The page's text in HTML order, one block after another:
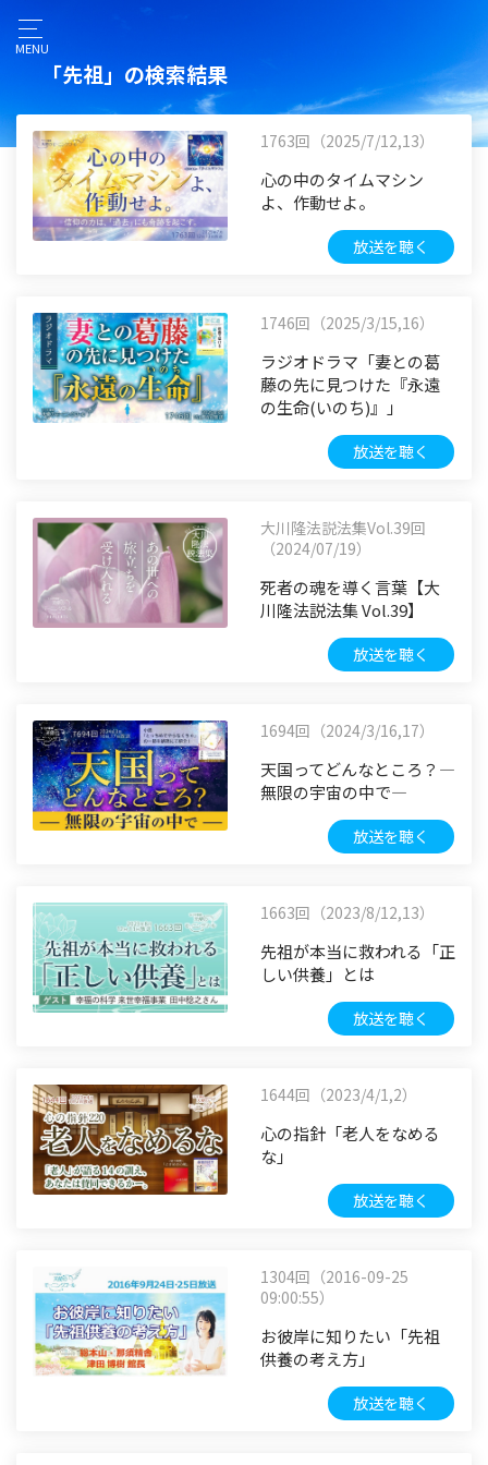
MENU
「先祖」の検索結果
1763回（2025/7/12,13）
心の中のタイムマシン
よ、作動せよ。
放送を聴く
1746回（2025/3/15,16）
ラジオドラマ「妻との葛
藤の先に見つけた『永遠
の生命(いのち)』」
放送を聴く
大川隆法説法集Vol.39回
（2024/07/19）
死者の魂を導く言葉【大
川隆法説法集 Vol.39】
放送を聴く
1694回（2024/3/16,17）
天国ってどんなところ？―
無限の宇宙の中で―
放送を聴く
1663回（2023/8/12,13）
先祖が本当に救われる「正
しい供養」とは
放送を聴く
1644回（2023/4/1,2）
心の指針「老人をなめる
な」
放送を聴く
1304回（2016-09-25
09:00:55）
お彼岸に知りたい「先祖
供養の考え方」
放送を聴く